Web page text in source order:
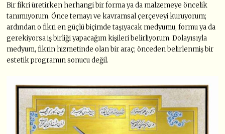
Bir fikri üretirken herhangi bir forma ya da malzemeye öncelik
tanımıyorum. Önce temayı ve kavramsal çerçeveyi kuruyorum;
ardından o fikri en güçlü biçimde taşıyacak medyumu, formu ya da
gerekiyorsa iş birliği yapacağım kişileri belirliyorum. Dolayısıyla
medyum, fikrin hizmetinde olan bir araç; önceden belirlenmiş bir
estetik programın sonucu değil.